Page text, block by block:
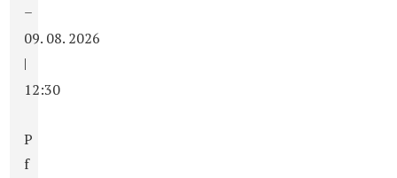
–
09. 08. 2026
|
12:30
P
f